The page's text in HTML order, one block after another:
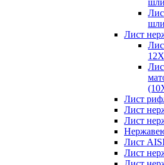
Лист
Лист
Лист
Лист
Лист
Лист